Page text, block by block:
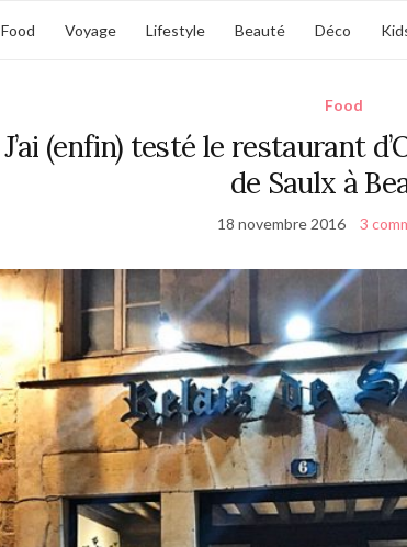
Food Voyage Lifestyle Beauté Déco
Food
J’ai (enfin) testé le restaurant
de Saulx à
18 novembre 2016 3